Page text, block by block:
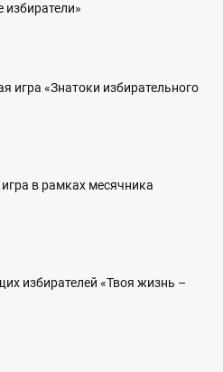
игра «Знатоки избирательного
в рамках месячника
избирателей «Твоя жизнь –